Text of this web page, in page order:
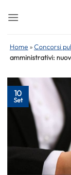
Home »Concorsi
amministrativi:
10
Set